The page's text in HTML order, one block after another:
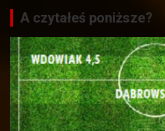
A czytałeś poniższe?